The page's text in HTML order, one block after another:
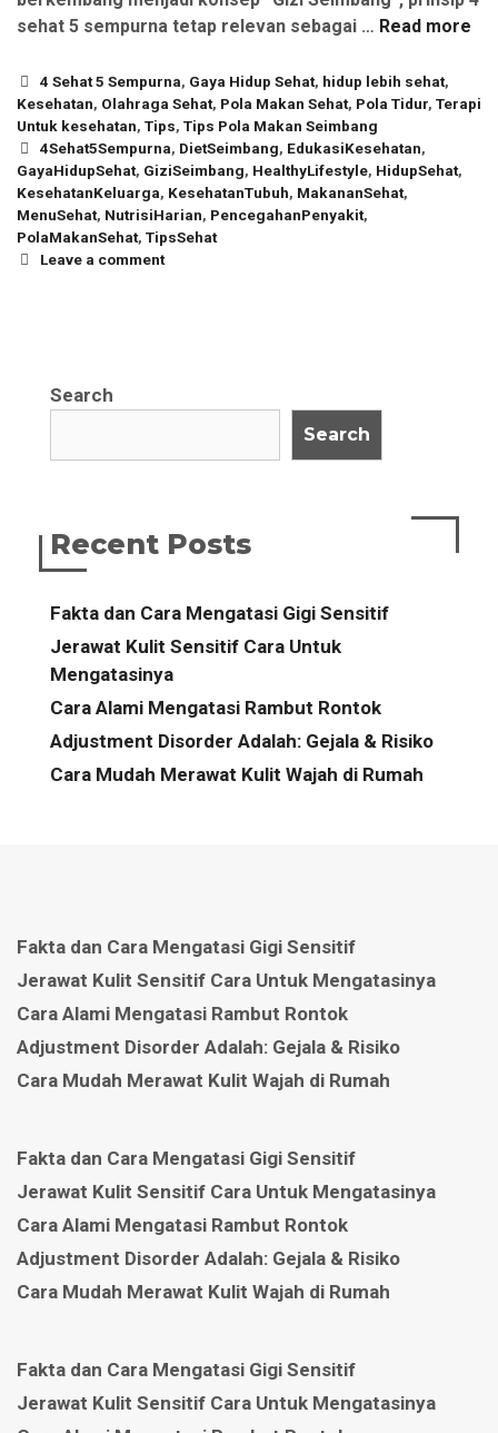
sehat 5 sempurna tetap relevan sebagai … Read more
Categories
4 Sehat 5 Sempurna, Gaya Hidup Sehat, hidup lebih sehat,
Kesehatan, Olahraga Sehat, Pola Makan Sehat, Pola Tidur, Terapi
Untuk kesehatan, Tips, Tips Pola Makan Seimbang
Tags
4Sehat5Sempurna, DietSeimbang, EdukasiKesehatan,
GayaHidupSehat, GiziSeimbang, HealthyLifestyle, HidupSehat,
KesehatanKeluarga, KesehatanTubuh, MakananSehat,
MenuSehat, NutrisiHarian, PencegahanPenyakit,
PolaMakanSehat, TipsSehat
Leave a comment
Search
Search
Recent Posts
Fakta dan Cara Mengatasi Gigi Sensitif
Jerawat Kulit Sensitif Cara Untuk
Mengatasinya
Cara Alami Mengatasi Rambut Rontok
Adjustment Disorder Adalah: Gejala & Risiko
Cara Mudah Merawat Kulit Wajah di Rumah
Fakta dan Cara Mengatasi Gigi Sensitif
Jerawat Kulit Sensitif Cara Untuk Mengatasinya
Cara Alami Mengatasi Rambut Rontok
Adjustment Disorder Adalah: Gejala & Risiko
Cara Mudah Merawat Kulit Wajah di Rumah
Fakta dan Cara Mengatasi Gigi Sensitif
Jerawat Kulit Sensitif Cara Untuk Mengatasinya
Cara Alami Mengatasi Rambut Rontok
Adjustment Disorder Adalah: Gejala & Risiko
Cara Mudah Merawat Kulit Wajah di Rumah
Fakta dan Cara Mengatasi Gigi Sensitif
Jerawat Kulit Sensitif Cara Untuk Mengatasinya